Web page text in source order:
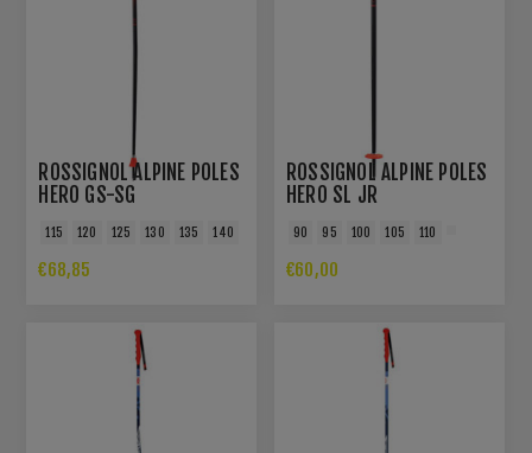
ROSSIGNOL ALPINE POLES
HERO GS-SG
115 120 125 130 135 140
€68,85
ROSSIGNOL ALPINE POLES
HERO SL JR
90 95 100 105 110
€60,00